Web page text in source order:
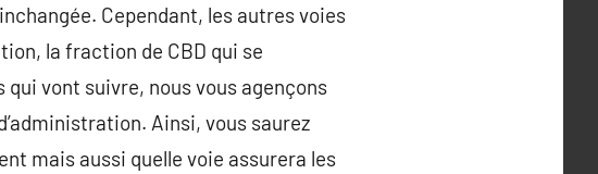
Cependant, les autres voies
la fraction de CBD qui se
vont suivre, nous vous agençons
Ainsi, vous saurez
mais aussi quelle voie assurera les